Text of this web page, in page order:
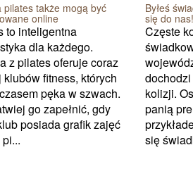
pilates także mogą być
online
to inteligentna
dla każdego.
z pilates oferuje coraz
fitness, których
pęka w szwach.
go zapełnić, gdy
posiada grafik zajęć
Byłeś
się do nas!
Częste
kolizji.
panią
się